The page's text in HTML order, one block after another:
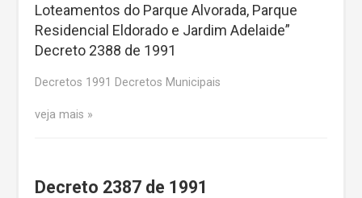
Loteamentos do Parque Alvorada, Parque
Residencial Eldorado e Jardim Adelaide”
Decreto 2388 de 1991
Decretos 1991 Decretos Municipais
veja mais
Decreto 2387 de 1991